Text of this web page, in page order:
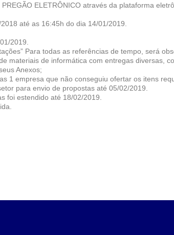
ELETRÔNICO através da plataforma
até as 16:45h do dia 14/01/2019.
2019.
Para todas as referências de tempo, será
materiais de informática com entregas diversas,
Anexos;
1 empresa que não conseguiu ofertar os itens
para envio de propostas até 05/02/2019.
foi estendido até 18/02/2019.